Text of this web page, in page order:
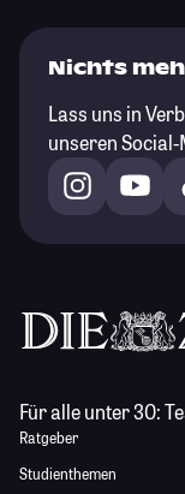
Nichts
Lass uns in
unseren
Für alle unter 30:
Ratgeber
Studienthemen